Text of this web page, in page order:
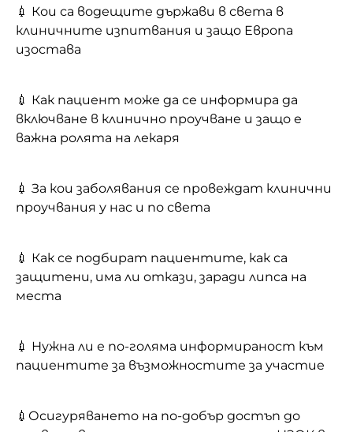
💉 Кои са водещите държави в света в
клиничните изпитвания и защо Европа
изостава
💉 Как пациент може да се информира да
включване в клинично проучване и защо е
важна ролята на лекаря
💉 За кои заболявания се провеждат клинични
проучвания у нас и по света
💉 Как се подбират пациентите, как са
защитени, има ли откази, заради липса на
места
💉 Нужна ли е по-голяма информираност към
пациентите за възможностите за участие
💉Осигуряването на по-добър достъп до